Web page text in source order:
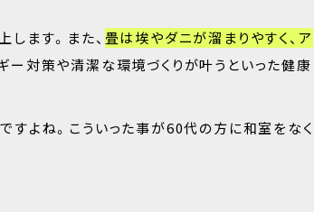
ます。また、 畳は埃やダニが溜まりやすく、ア
ー対策や清潔な環境づくりが叶うといった健康
すよね。こういった事が60代の方に和室をなく